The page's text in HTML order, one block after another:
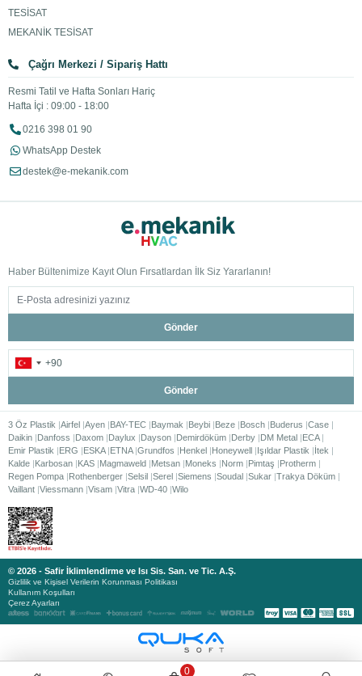
TESİSAT
MEKANİK TESİSAT
Çağrı Merkezi / Sipariş Hattı
Resmi Tatil ve Hafta Sonları Hariç
Hafta İçi : 09:00 - 18:00
0216 398 01 90
WhatsApp Destek
destek@e-mekanik.com
Haber Bültenimize Kayıt Olun Fırsatlardan İlk Siz Yararlanın!
Gönder
Gönder
3 Öz Plastik Airfel Ayen BAY-TEC Baymak Beybi Beze Bosch Buderus Case
Daikin Danfoss Daxom Daylux Dayson Demirdöküm Derby DM Metal ECA
Emir Plastik
ERG ESKA ETNA Grundfos Henkel Honeywell Işıldar Plastik
İtek
Kalde Karbosan KAS Magmaweld Metsan Moneks Norm Pimtaş
Protherm
Regen Pompa Rothenberger Selsil Serel Siemens Soudal Sukar Trakya Döküm
Vaillant Viessmann Visam Vitra WD-40 Wilo
© 2026 - Safir İklimlendirme ve Isı Sis. San. ve Tic. A.Ş.
Gizlilik ve Kişisel Verilerin Korunması Politikası
Kullanım Koşulları
Çerez Ayarları
0